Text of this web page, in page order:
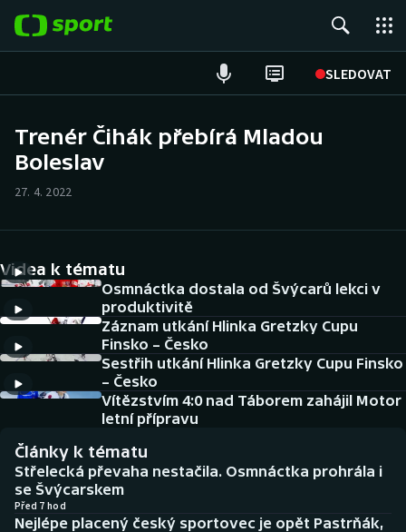
SLEDOVAT
Hokej
Cyklistika
DALŠÍ SPORTY
Americký fotbal
Baseball a softbal
Basketbal
Biatlon
NEPŘEHLÉDNĚTE
Historické návraty
Aplikace ČT sport
Trenér Čihák přebírá Mladou
Boleslav
27. 4. 2022
Videa k tématu
Osmnáctka dostala od Švýcarů lekci v
produktivitě
Záznam utkání Hlinka Gretzky Cupu
Finsko – Česko
Sestřih utkání Hlinka Gretzky Cupu Finsko
– Česko
Vítězstvím 4:0 nad Táborem zahájil Motor
letní přípravu
Články k tématu
Střelecká převaha nestačila. Osmnáctka prohrála i
se Švýcarskem
Před 7 hod
Nejlépe placený český sportovec je opět Pastrňák,